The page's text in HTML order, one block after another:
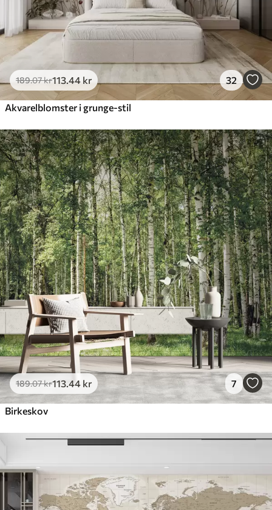
189.07kr113 .44 kr 32
Akvarelblomster i grunge-stil
189.07kr113 .44 kr 7
Birkeskov